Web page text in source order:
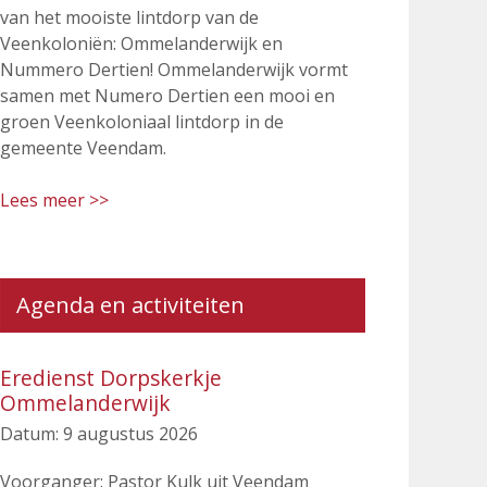
van het mooiste lintdorp van de
Veenkoloniën: Ommelanderwijk en
Nummero Dertien! Ommelanderwijk vormt
samen met Numero Dertien een mooi en
groen Veenkoloniaal lintdorp in de
gemeente Veendam.
Lees meer >>
Agenda en activiteiten
Eredienst Dorpskerkje
Ommelanderwijk
Datum: 9 augustus 2026
Voorganger: Pastor Kulk uit Veendam